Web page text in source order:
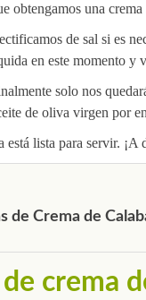
obtengamos una crema
de sal si es
en este momento y
solo nos
de oliva virgen por
está lista para servir. ¡A
de Crema de
de crema